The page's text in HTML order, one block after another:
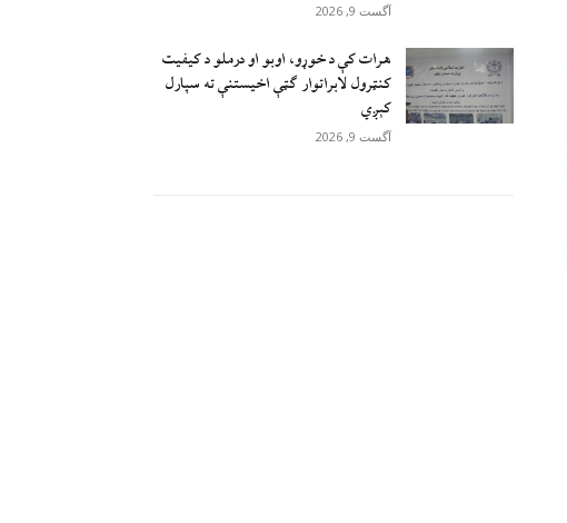
آگست 9, 2026
هرات کې د خوړو، اوبو او درملو د کیفیت
کنټرول لابراتوار ګټې اخيستنې ته سپارل
کېږي
آگست 9, 2026